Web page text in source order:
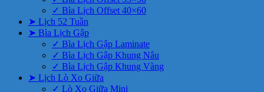
✓ Bìa Lịch Offset 40×60
➤ Lịch 52 Tuần
➤ Bìa Lịch Gập
✓ Bìa Lịch Gập Laminate
✓ Bìa Lịch Gập Khung Nâu
✓ Bìa Lịch Gập Khung Vàng
➤ Lịch Lò Xo Giữa
✓ Lò Xo Giữa Mini